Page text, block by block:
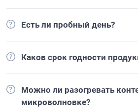
Есть ли пробный день?
Каков срок годности
Можно ли разогревать
микроволновке?